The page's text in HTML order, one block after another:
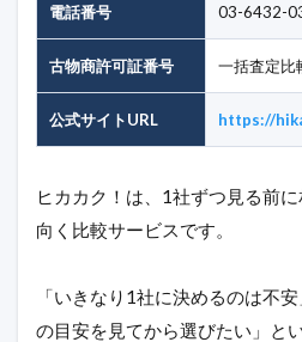
電話番号 03-6432-
古物商許可証番号 一括査定比
公式サイトURL https://
ヒカカク！は、1社ずつ見る前
向く比較サービスです。
「いきなり1社に決めるのは不
の目安を見てから選びたい」と